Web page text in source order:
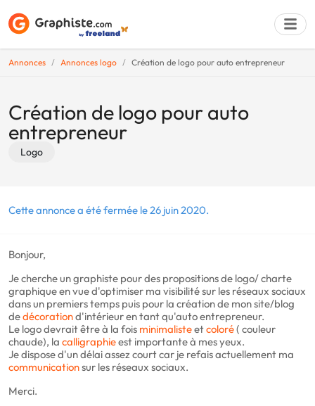
Annonces Annonces logo Création de logo pour auto entrepreneur
Création de logo pour auto
entrepreneur
Logo
Cette annonce a été fermée le 26 juin 2020.
Bonjour,
Je cherche un graphiste pour des propositions de logo/ charte
graphique en vue d'optimiser ma visibilité sur les réseaux sociaux
dans un premiers temps puis pour la création de mon site/blog
dedécorationd'intérieur en tant qu'auto entrepreneur.
Le logo devrait être à la fois minimalisteetcoloré( couleur
chaude), la calligraphieest importante à mes yeux.
Je dispose d'un délai assez court car je refais actuellement ma
communicationsur les réseaux sociaux.
Merci.